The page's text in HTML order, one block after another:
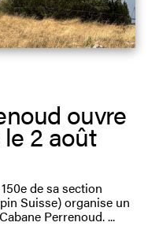
ouvre
2 août
de sa section
Suisse) organise un
Perrenoud.